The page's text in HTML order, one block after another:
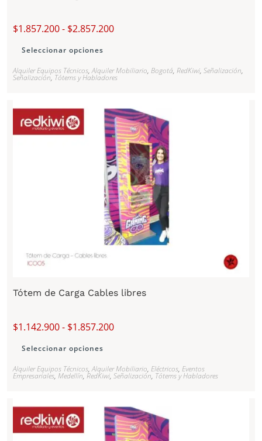
$1.857.200 - $2.857.200
Seleccionar opciones
Alquiler Equipos Técnicos,Alquiler Mobiliario,Bogotá,RedKiwi,Señalización,
Señalización, Tótems y Habladores
Tótem de Carga Cables libres
$1.142.900 - $1.857.200
Seleccionar opciones
Alquiler Equipos Técnicos,Alquiler Mobiliario,Eléctricos,Eventos
Empresariales,Medellín,RedKiwi,Señalización, Tótems y Habladores